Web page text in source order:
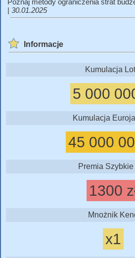
| 30.01.2025
Informacje
Kumulacja
5 000
Kumulacja
45 000
Premia Szybkie
1300
Mnożnik
x1